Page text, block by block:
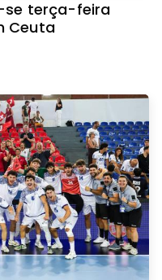
se terça-feira
Ceuta